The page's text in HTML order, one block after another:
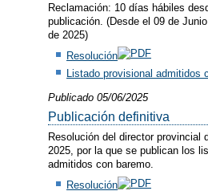
Reclamación: 10 días hábiles
publicación. (Desde el 09 de
de 2025)
Resolución
Listado provisional admitidos
Publicado 05/06/2025
Publicación definitiva
Resolución del director provincial
2025, por la que se publican los
admitidos con baremo.
Resolución